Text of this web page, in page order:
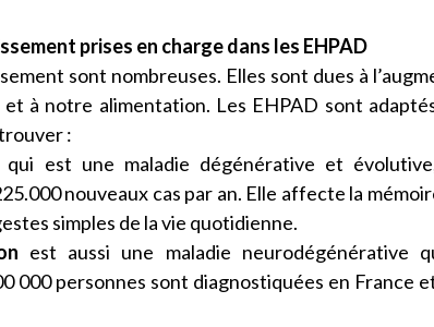
prises en charge dans les EHPAD
sont nombreuses. Elles sont dues à
et à notre alimentation. Les EHPAD sont
:
qui est une maladie dégénérative et
nouveaux cas par an. Elle affecte la
simples de la vie quotidienne.
est aussi une maladie neurodégénérative
000 personnes sont diagnostiquées en France